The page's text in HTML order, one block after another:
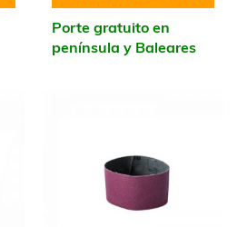
Porte gratuito en
península y Baleares